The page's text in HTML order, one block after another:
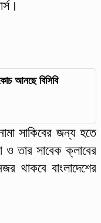
আনছে বিসিবি
সাকিবের জন্য হতে
ও তার সাবেক ক্লাবের
থাকবে বাংলাদেশের